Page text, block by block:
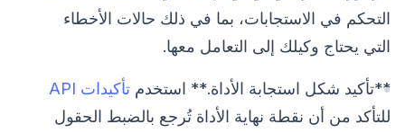
التحكم في الاستجابات، بما في ذلك حالات الأخطاء
التي يحتاج وكيلك إلى التعامل معها.
**تأكيد شكل استجابة الأداة.** استخدم تأكيدات API
للتأكد من أن نقطة نهاية الأداة تُرجع بالضبط الحقول